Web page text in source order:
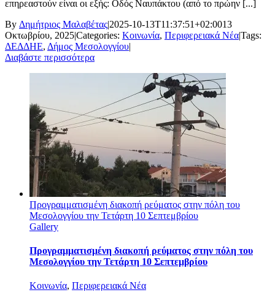
επηρεαστούν είναι οι εξής: Οδός Ναυπάκτου (από το πρώην [...]
By Δημήτριος Μαλαβέτας|2025-10-13T11:37:51+02:0013
Οκτωβρίου, 2025|Categories: Κοινωνία, Περιφερειακά Νέα|Tags:
ΔΕΔΔΗΕ, Δήμος Μεσολογγίου|
Διαβάστε περισσότερα
Προγραμματισμένη διακοπή ρεύματος στην πόλη του
Μεσολογγίου την Τετάρτη 10 Σεπτεμβρίου
Gallery
Προγραμματισμένη διακοπή ρεύματος στην πόλη του
Μεσολογγίου την Τετάρτη 10 Σεπτεμβρίου
Κοινωνία, Περιφερειακά Νέα